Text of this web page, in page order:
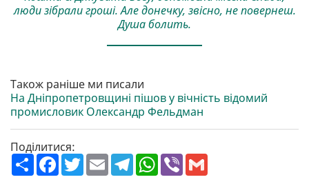
люди зібрали гроші. Але донечку, звісно, не повернеш.
Душа болить.
Також раніше ми писали
На Дніпропетровщині пішов у вічність відомий
промисловик Олександр Фельдман
Поділитися:
П
о
F
a
T
w
E
m
T
e
W
h
V